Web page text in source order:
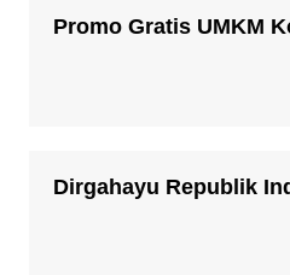
Promo Gratis UMKM
Dirgahayu Republik